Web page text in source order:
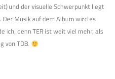
und der visuelle Schwerpunkt liegt
Der Musik auf dem Album wird es
ich, denn TER ist weit viel mehr, als
von TDB.